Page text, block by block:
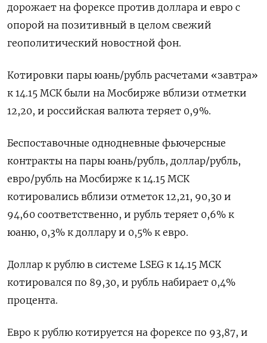
дорожает на форексе против доллара и евро с
опорой на позитивный в целом свежий
геополитический новостной фон.
Котировки пары юань/рубль расчетами «завтра»
к 14.15 МСК были на Мосбирже вблизи отметки
12,20, и российская валюта теряет 0,9%.
Беспоставочные однодневные фьючерсные
контракты на пары юань/рубль, доллар/рубль,
евро/рубль на Мосбирже к 14.15 МСК
котировались вблизи отметок 12,21, 90,30 и
94,60 соответственно, и рубль теряет 0,6% к
юаню, 0,3% к доллару и 0,5% к евро.
Доллар к рублю в системе LSEG к 14.15 МСК
котировался по 89,30, и рубль набирает 0,4%
процента.
Евро к рублю котируется на форексе по 93,87, и